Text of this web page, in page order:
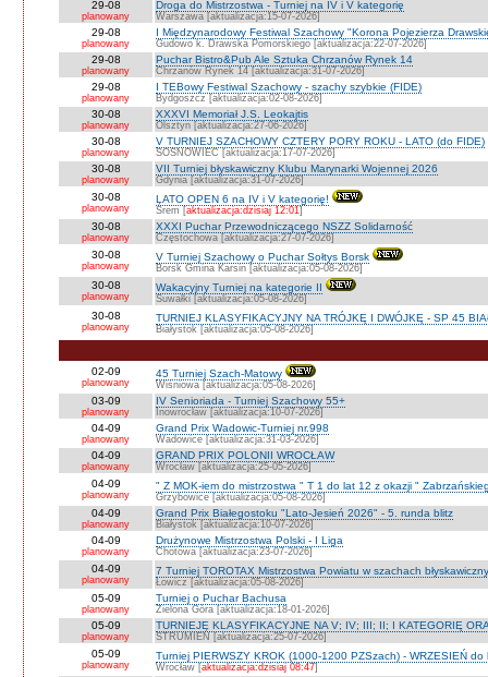
29-08
planowany
Droga do Mistrzostwa - Turniej na IV i V kategorię
Warszawa [aktualizacja:15-07-2026]
29-08
planowany
I Międzynarodowy Festiwal Szachowy "Korona Pojezierza
Gudowo k. Drawska Pomorskiego [aktualizacja:22-07-2026]
29-08
planowany
Puchar Bistro&Pub Ale Sztuka Chrzanów Rynek 14
Chrzanów Rynek 14 [aktualizacja:31-07-2026]
29-08
planowany
I TEBowy Festiwal Szachowy - szachy szybkie (FIDE)
Bydgoszcz [aktualizacja:02-08-2026]
30-08
planowany
XXXVI Memoriał J.S. Leokajtis
Olsztyn [aktualizacja:27-06-2026]
30-08
planowany
V TURNIEJ SZACHOWY CZTERY PORY ROKU - LATO (do FIDE)
SOSNOWIEC [aktualizacja:17-07-2026]
30-08
planowany
VII Turniej błyskawiczny Klubu Marynarki Wojennej 2026
Gdynia [aktualizacja:31-07-2026]
30-08
planowany
LATO OPEN 6 na IV i V kategorię!
Śrem [aktualizacja:dzisiaj 12:01]
30-08
planowany
XXXI Puchar Przewodniczącego NSZZ Solidarność
Częstochowa [aktualizacja:27-07-2026]
30-08
planowany
V Turniej Szachowy o Puchar Sołtys Borsk
Borsk Gmina Karsin [aktualizacja:05-08-2026]
30-08
planowany
Wakacyjny Turniej na kategorie II
Suwałki [aktualizacja:05-08-2026]
30-08
planowany
TURNIEJ KLASYFIKACYJNY NA TRÓJKĘ I DWÓJKĘ - SP 45
Białystok [aktualizacja:05-08-2026]
02-09
planowany
45 Turniej Szach-Matowy
Wiśniowa [aktualizacja:05-08-2026]
03-09
planowany
IV Senioriada - Turniej Szachowy 55+
Inowrocław [aktualizacja:10-07-2026]
04-09
planowany
Grand Prix Wadowic-Turniej nr.998
Wadowice [aktualizacja:31-03-2026]
04-09
planowany
GRAND PRIX POLONII WROCŁAW
Wrocław [aktualizacja:25-05-2026]
04-09
planowany
" Z MOK-iem do mistrzostwa " T 1 do lat 12 z okazji "
Grzybowice [aktualizacja:05-08-2026]
04-09
planowany
Grand Prix Białegostoku "Lato-Jesień 2026" - 5. runda blitz
Białystok [aktualizacja:10-07-2026]
04-09
planowany
Drużynowe Mistrzostwa Polski - I Liga
Chotowa [aktualizacja:23-07-2026]
04-09
planowany
7 Turniej TOROTAX Mistrzostwa Powiatu w szachach
Łowicz [aktualizacja:05-08-2026]
05-09
planowany
Turniej o Puchar Bachusa
Zielona Góra [aktualizacja:18-01-2026]
05-09
planowany
TURNIEJE KLASYFIKACYJNE NA V; IV; III; II; I KATEGORIĘ
STRUMIEŃ [aktualizacja:25-07-2026]
05-09
planowany
Turniej PIERWSZY KROK (1000-1200 PZSzach) - WRZESIEŃ do
Wrocław [aktualizacja:dzisiaj 08:47]